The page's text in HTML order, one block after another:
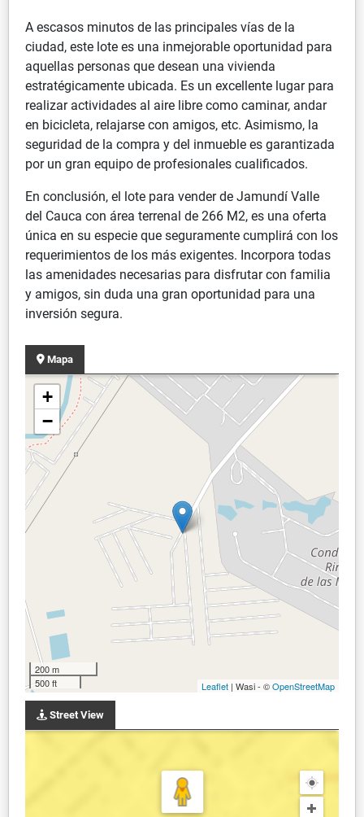
A escasos minutos de las principales vías de la
ciudad, este lote es una inmejorable oportunidad para
aquellas personas que desean una vivienda
estratégicamente ubicada. Es un excellente lugar para
realizar actividades al aire libre como caminar, andar
en bicicleta, relajarse con amigos, etc. Asimismo, la
seguridad de la compra y del inmueble es garantizada
por un gran equipo de profesionales cualificados.
En conclusión, el lote para vender de Jamundí Valle
del Cauca con área terrenal de 266 M2, es una oferta
única en su especie que seguramente cumplirá con los
requerimientos de los más exigentes. Incorpora todas
las amenidades necesarias para disfrutar con familia
y amigos, sin duda una gran oportunidad para una
inversión segura.
Mapa
+
−
200 m
500 ft
Leaflet | Wasi - ©OpenStreetMap
Street View